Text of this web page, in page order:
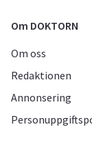
Om DOKTORN
Om oss
Redaktionen
Annonsering